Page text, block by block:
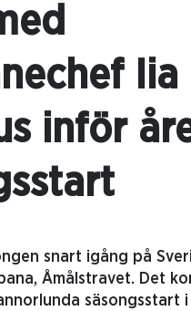
Iia
inför
snart igång på
Åmålstravet. Det
säsongsstart